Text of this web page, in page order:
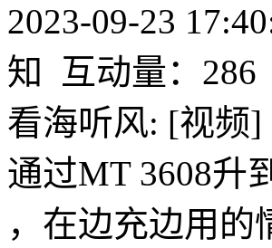
2023-09-23
知
互动量：286
看海听风: [视频]
通过MT 3608升
，在边充边用的